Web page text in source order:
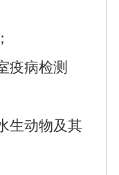
疫病检测
生动物及其